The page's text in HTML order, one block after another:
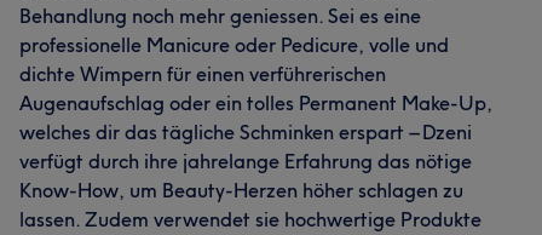
Professionell 11 Freundlich 10 Kompetent
Effizient 7
Behandlung noch mehr geniessen. Sei es eine
professionelle Manicure oder Pedicure, volle und
dichte Wimpern für einen verführerischen
Augenaufschlag oder ein tolles Permanent Make-Up,
welches dir das tägliche Schminken erspart – Dzeni
verfügt durch ihre jahrelange Erfahrung das nötige
Know-How, um Beauty-Herzen höher schlagen zu
lassen. Zudem verwendet sie hochwertige Produkte